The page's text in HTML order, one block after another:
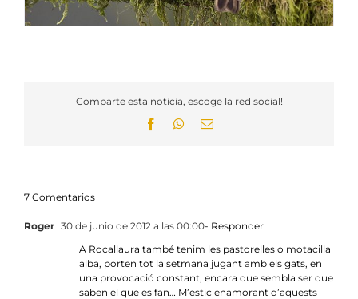
Comparte esta noticia, escoge la red social!
FacebookWhatsApp
Email
7 Comentarios
Roger 30 de junio de 2012 a las 00:00- Responder
A Rocallaura també tenim les pastorelles o motacilla
alba, porten tot la setmana jugant amb els gats, en
una provocació constant, encara que sembla ser que
saben el que es fan… M’estic enamorant d’aquests